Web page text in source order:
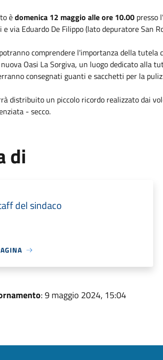
èdomenica 12 maggio alle ore 10.00presso
e via Eduardo De Filippo (lato depuratore San
comprendere l'importanza della
Oasi La Sorgiva, un luogo dedicato alla
consegnati guanti e sacchetti per la
distribuito un piccolo ricordo realizzato dai
- secco.
di
del sindaco
: 9 maggio 2024, 15:04